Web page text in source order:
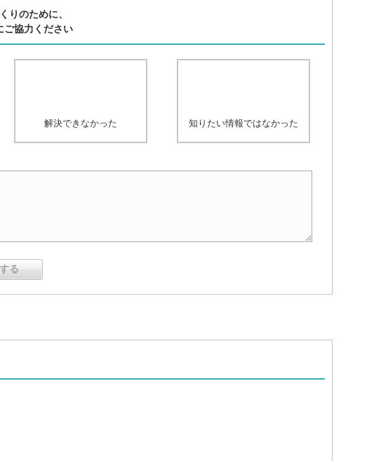
りのために、
ご協力ください
解決できなかった 知りたい情報ではなかった